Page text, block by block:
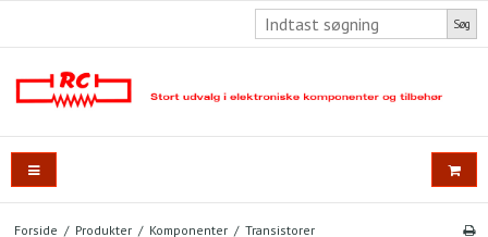
Søg
Forside / Produkter / Komponenter / Transistorer